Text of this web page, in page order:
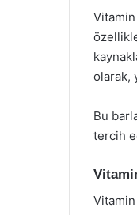
olarak,
Bu
tercih
Vitamin